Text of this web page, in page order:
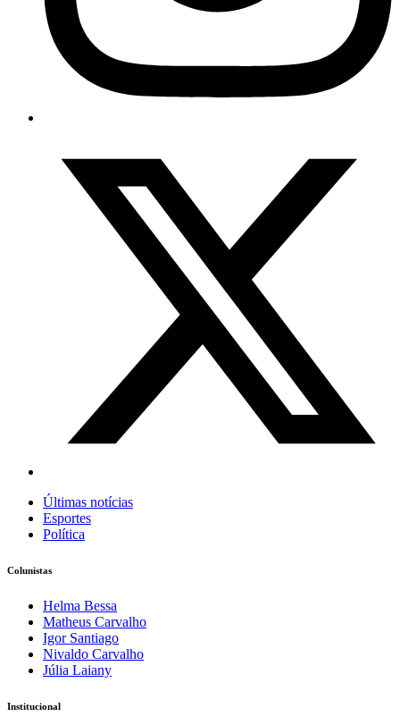
Últimas notícias
Esportes
Política
Colunistas
Helma Bessa
Matheus Carvalho
Igor Santiago
Nivaldo Carvalho
Júlia Laiany
Institucional